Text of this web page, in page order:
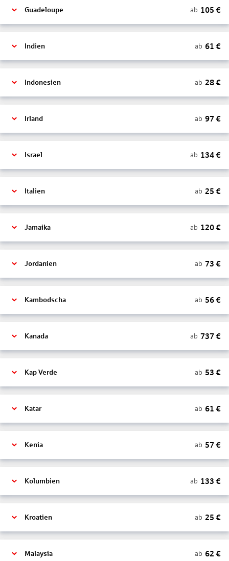
Guadeloupe ab 105 €
Indien ab 61 €
Indonesien ab 28€
Irland ab 97 €
Israel ab 134€
Italien ab 25 €
Jamaika ab 120€
Jordanien ab 73 €
Kambodscha ab 56€
Kanada ab 737 €
Kap Verde ab 53 €
Katar ab 61 €
Kenia ab 57 €
Kolumbien ab 133 €
Kroatien ab 25 €
Malaysia ab 62 €